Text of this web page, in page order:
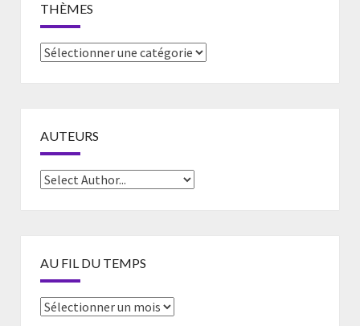
THÈMES
Thèmes
AUTEURS
AU FIL DU TEMPS
Au